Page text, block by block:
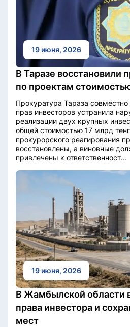
19 июня, 2026
В Таразе восстановили
по проектам
Прокуратура Тараза
прав инвесторов устранила
реализации двух крупных
общей стоимостью 17 млрд
прокурорского реагирования
восстановлены, а виновные
привлечены к ответственност...
19 июня, 2026
В Жамбылской области
права инвестора и
мест